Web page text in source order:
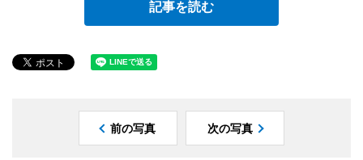
記事を読む
前の写真 次の写真